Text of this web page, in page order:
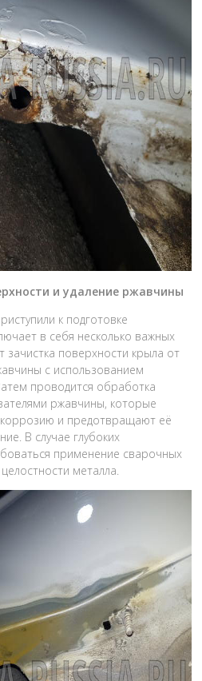
и удаление ржавчины
к подготовке
в себя несколько важных
зачистка поверхности крыла от
с использованием
проводится обработка
ржавчины, которые
и предотвращают её
В случае глубоких
применение сварочных
металла.